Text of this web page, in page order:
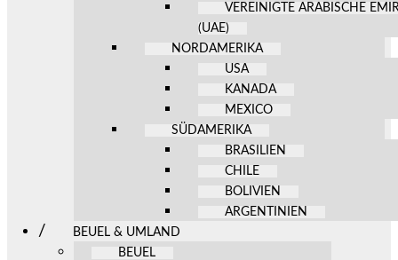
VEREINIGTE ARABISCHE
(UAE)
NORDAMERIKA
USA
KANADA
MEXICO
SÜDAMERIKA
BRASILIEN
CHILE
BOLIVIEN
ARGENTINIEN
BEUEL & UMLAND
BEUEL